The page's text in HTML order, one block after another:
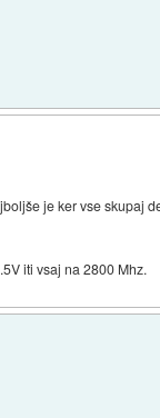
je ker vse skupaj
iti vsaj na 2800 Mhz.